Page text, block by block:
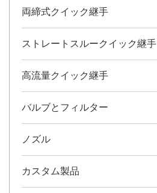
両締式クイック継手
ストレートスルークイック継手
高流量クイック継手
バルブとフィルター
ノズル
カスタム製品